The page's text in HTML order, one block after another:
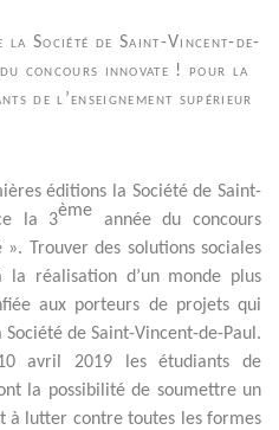
la Société de Saint-Vincent-de-
concours innovate ! pour la
de l’enseignement supérieur
éditions la Société de Saint-
la 3ème année du concours
Trouver des solutions sociales
la réalisation d’un monde plus
aux porteurs de projets qui
de Saint-Vincent-de-Paul.
avril 2019 les étudiants de
la possibilité de soumettre un
à lutter contre toutes les formes